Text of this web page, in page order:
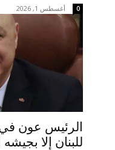
أغسطس 1, 2026 0
الرئيس عون
للبنان إلا